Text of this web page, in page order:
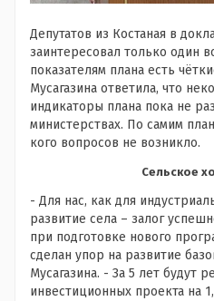
Депутатов из Костаная в
заинтересовал только один
показателям плана есть
Мусагазина ответила, что
индикаторы плана пока не
министерствах. По самим
кого вопросов не возникло.
Сельское
- Для нас, как для
развитие села – залог
при подготовке нового
сделан упор на развитие
Мусагазина. - За 5 лет будут
инвестиционных проекта на